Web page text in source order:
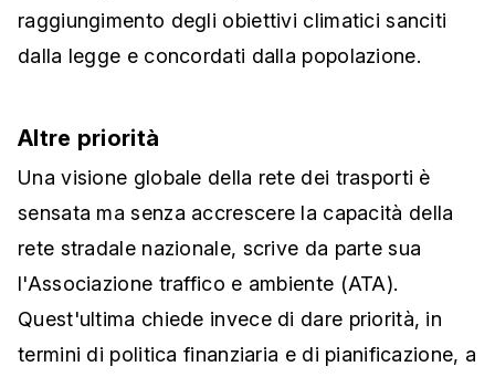
raggiungimento degli obiettivi climatici sanciti
dalla legge e concordati dalla popolazione.
Altre priorità
Una visione globale della rete dei trasporti è
sensata ma senza accrescere la capacità della
rete stradale nazionale, scrive da parte sua
l'Associazione traffico e ambiente (ATA).
Quest'ultima chiede invece di dare priorità, in
termini di politica finanziaria e di pianificazione, a